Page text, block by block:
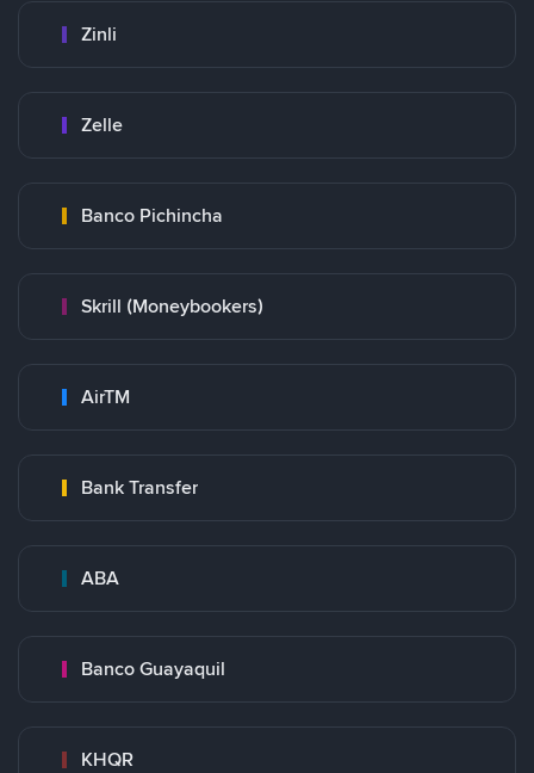
Zinli
Zelle
Banco Pichincha
Skrill (Moneybookers)
AirTM
Bank Transfer
ABA
Banco Guayaquil
KHQR